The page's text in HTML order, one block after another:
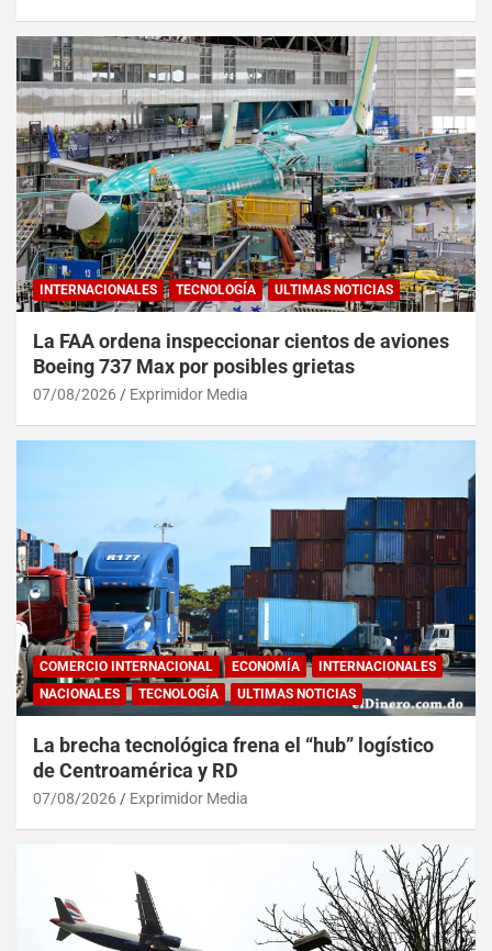
INTERNACIONALES TECNOLOGÍA ULTIMAS NOTICIAS
La FAA ordena inspeccionar cientos de aviones
Boeing 737 Max por posibles grietas
07/08/2026 Exprimidor Media
COMERCIO INTERNACIONAL ECONOMÍA
INTERNACIONALES
NACIONALES
TECNOLOGÍA ULTIMAS NOTICIAS
La brecha tecnológica frena el “hub” logístico
de Centroamérica y RD
07/08/2026 Exprimidor Media